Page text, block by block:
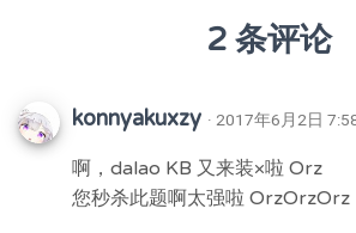
2 条评论
konnyakuxzy · 2017年6月2日
啊，dalao KB 又来装×啦 Orz
您秒杀此题啊太强啦 OrzOrzOrz